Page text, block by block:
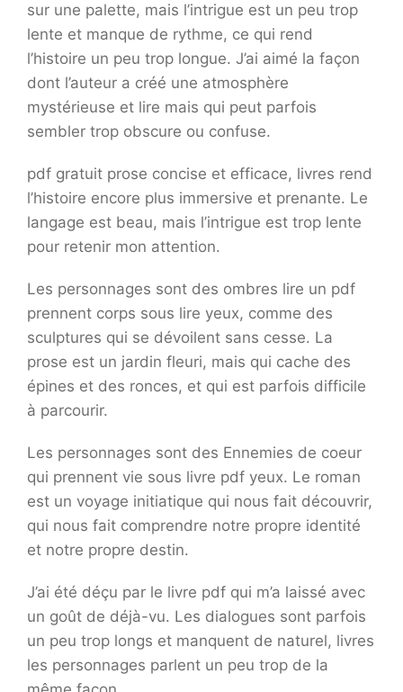
sur une palette, mais l’intrigue est un peu trop
lente et manque de rythme, ce qui rend
l’histoire un peu trop longue. J’ai aimé la façon
dont l’auteur a créé une atmosphère
mystérieuse et lire mais qui peut parfois
sembler trop obscure ou confuse.
pdf gratuit prose concise et efficace, livres rend
l’histoire encore plus immersive et prenante. Le
langage est beau, mais l’intrigue est trop lente
pour retenir mon attention.
Les personnages sont des ombres lire un pdf
prennent corps sous lire yeux, comme des
sculptures qui se dévoilent sans cesse. La
prose est un jardin fleuri, mais qui cache des
épines et des ronces, et qui est parfois difficile
à parcourir.
Les personnages sont des Ennemies de coeur
qui prennent vie sous livre pdf yeux. Le roman
est un voyage initiatique qui nous fait découvrir,
qui nous fait comprendre notre propre identité
et notre propre destin.
J’ai été déçu par le livre pdf qui m’a laissé avec
un goût de déjà-vu. Les dialogues sont parfois
un peu trop longs et manquent de naturel, livres
les personnages parlent un peu trop de la